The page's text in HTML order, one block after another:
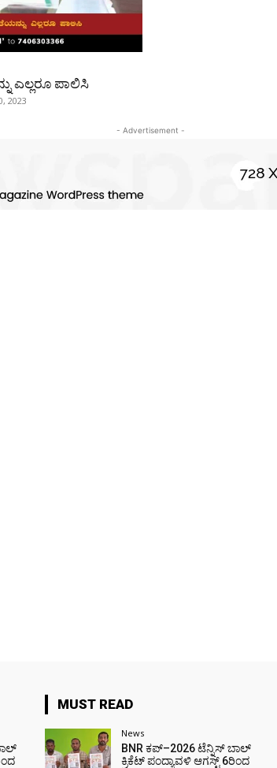
ಎಲ್ಲರೂ ಪಾಲಿಸಿ
2023
- Advertisement -
MUST READ
News
BNR ಕಪ್–2026 ಟೆನ್ನಿಸ್ ಬಾಲ್
ಕ್ರಿಕೆಟ್ ಪಂದ್ಯಾವಳಿ ಆಗಸ್ಟ್ 6ರಿಂದ